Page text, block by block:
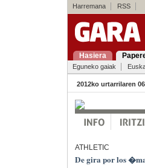
Harremana RSS
Hasiera
Eguneko gaiak
2012ko urtarrilaren
ATHLETIC
De gira por los